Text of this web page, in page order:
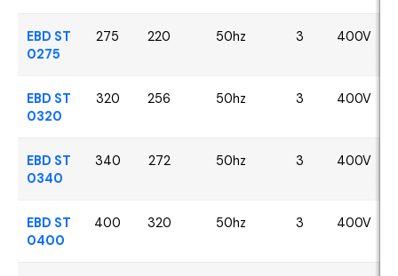
EBD ST
0275
275 220 50hz 3 400V
EBD ST
0320
320 256 50hz 3 400V
EBD ST
0340
340 272 50hz 3 400V
EBD ST
0400
400 320 50hz 3 400V